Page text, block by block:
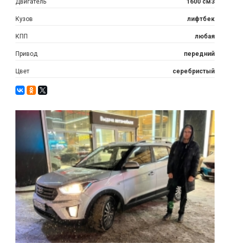
Двигатель 1600 см3
Кузов лифтбек
КПП любая
Привод передний
Цвет серебристый